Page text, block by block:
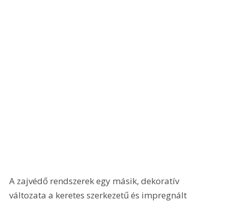
A zajvédő rendszerek egy másik, dekoratív
változata a keretes szerkezetű és impregnált